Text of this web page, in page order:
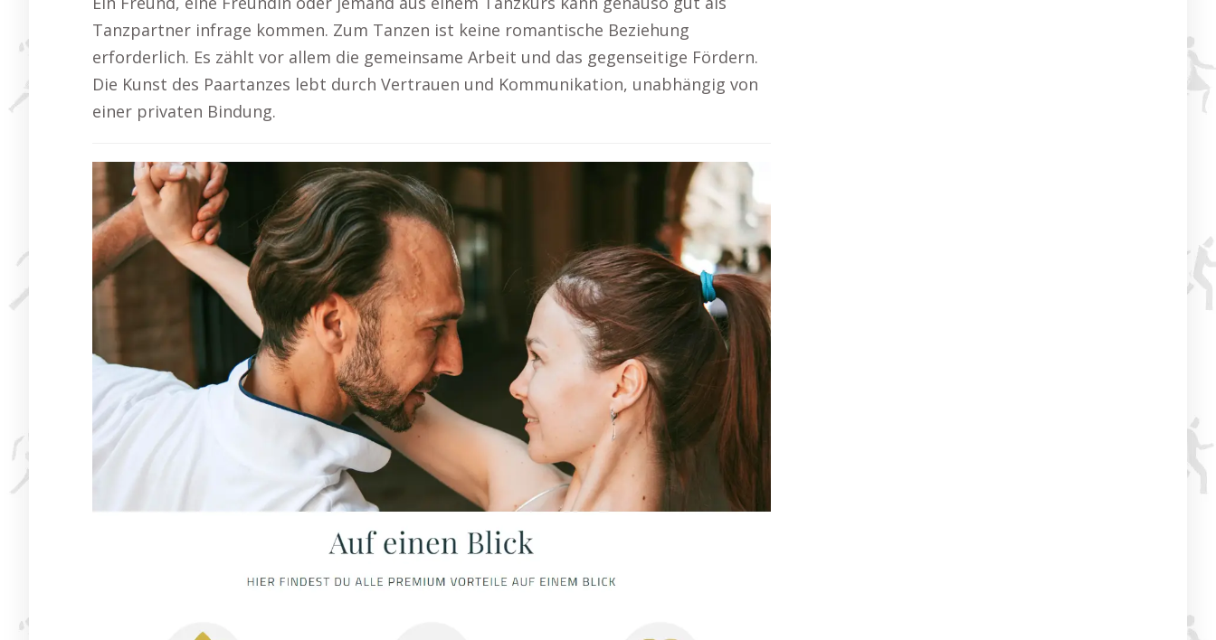
Tanzpartner infrage kommen. Zum Tanzen ist keine romantische Beziehung
erforderlich. Es zählt vor allem die gemeinsame Arbeit und das gegenseitige Fördern.
Die Kunst des Paartanzes lebt durch Vertrauen und Kommunikation, unabhängig von
einer privaten Bindung.